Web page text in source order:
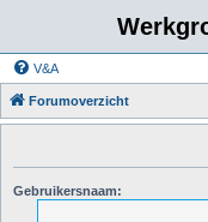
V&A
Forumoverzicht
Gebruikersnaam: